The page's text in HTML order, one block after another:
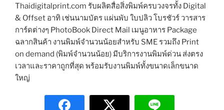
Thaidigitalprint.com รับผลิตสื่อสิ่งพิมพ์ครบวงจรทั้ง Digital
& Offset อาทิ เช่นนามบัตร แผ่นพับ ใบปลิว โบรชัวร์ วารสาร
การ์ดต่างๆ PhotoBook Direct Mail เมนูอาหาร Package
ฉลากสินค้า งานพิมพ์จำนวนน้อยสำหรับ SME รวมถึง Print
on demand (พิมพ์จำนวนน้อย) มีบริการงานพิมพ์ด่วน ส่งตรง
เวลาและราคาถูกที่สุด พร้อมรับงานพิมพ์ทั้งขนาดเล็กขนาด
ใหญ่